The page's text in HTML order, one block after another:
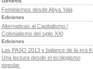
Feminismos desde Abya Yala
Ediciones
Alternativas al Capitalismo /
Colonialismo del siglo XXI
Ediciones
Las PASO 2013 y balance de la era K.
Una lectura desde el ecologismo
popular.